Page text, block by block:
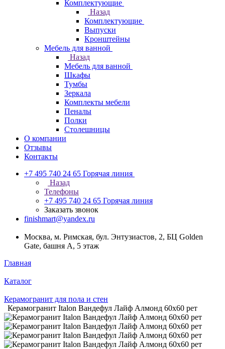
Комплектующие
Назад
Комплектующие
Выпуски
Кронштейны
Мебель для ванной
Назад
Мебель для ванной
Шкафы
Тумбы
Зеркала
Комплекты мебели
Пеналы
Полки
Столешницы
О компании
Отзывы
Контакты
+7 495 740 24 65 Горячая линия
Назад
Телефоны
+7 495 740 24 65 Горячая линия
Заказать звонок
finishmart@yandex.ru
Москва, м. Римская, бул. Энтузиастов, 2, БЦ Golden
Gate, башня А, 5 этаж
Главная
Каталог
Керамогранит для пола и стен
Керамогранит Italon Вандефул Лайф Алмонд 60х60 рет